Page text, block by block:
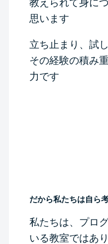
教えられて身に
思います
立ち止まり、試
その経験の積み
力です
だから私たちは自ら
私たちは、プロ
いる教室ではあ